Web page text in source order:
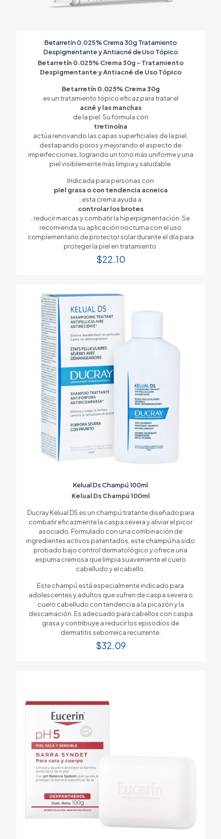
Betarretín 0.025% Crema 30g Tratamiento
Despigmentante y Antiacné de Uso Tópico
Betarretín 0.025% Crema 30g – Tratamiento
Despigmentante y Antiacné de Uso Tópico
Betarretín 0.025% Crema 30g
es un tratamiento tópico eficaz para tratar el
acné y las manchas
de la piel. Su fórmula con
tretinoína
actúa renovando las capas superficiales de la piel,
destapando poros y mejorando el aspecto de
imperfecciones, logrando un tono más uniforme y una
piel visiblemente más limpia y saludable.
Indicada para personas con
piel grasa o con tendencia acneica
, esta crema ayuda a
controlar los brotes
, reducir marcas y combatir la hiperpigmentación. Se
recomienda su aplicación nocturna con el uso
complementario de protector solar durante el día para
proteger la piel en tratamiento.
$22.10
Kelual Ds Champú 100ml
Kelual Ds Champú 100ml
Ducray Kelual DS es un champú tratante diseñado para
combatir eficazmente la caspa severa y aliviar el picor
asociado. Formulado con una combinación de
ingredientes activos patentados, este champú ha sido
probado bajo control dermatológico y ofrece una
espuma cremosa que limpia suavemente el cuero
cabelludo y el cabello.
Este champú está especialmente indicado para
adolescentes y adultos que sufren de caspa severa o
cuero cabelludo con tendencia a la picazón y la
descamación. Es adecuado para cabellos con caspa
grasa y contribuye a reducir los episodios de
dermatitis seborreica recurrente.
$32.09